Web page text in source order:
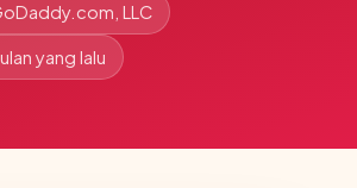
LLC
yang lalu